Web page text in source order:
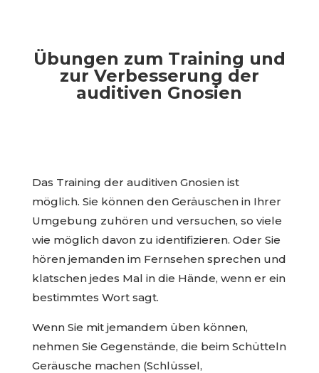
Übungen zum Training und
zur Verbesserung der
auditiven Gnosien
Das Training der auditiven Gnosien ist
möglich. Sie können den Geräuschen in Ihrer
Umgebung zuhören und versuchen, so viele
wie möglich davon zu identifizieren. Oder Sie
hören jemanden im Fernsehen sprechen und
klatschen jedes Mal in die Hände, wenn er ein
bestimmtes Wort sagt.
Wenn Sie mit jemandem üben können,
nehmen Sie Gegenstände, die beim Schütteln
Geräusche machen (Schlüssel,